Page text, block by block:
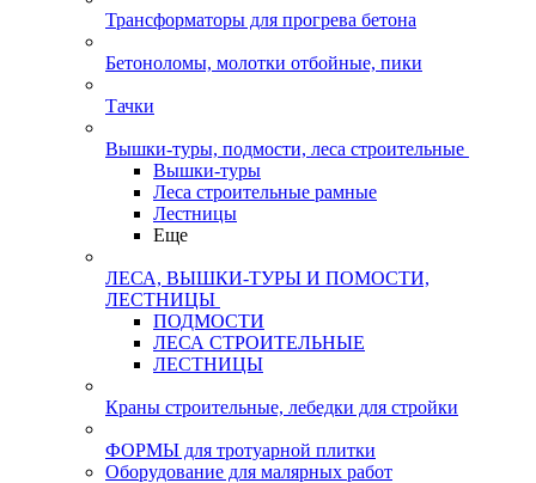
Трансформаторы для прогрева бетона
Бетоноломы, молотки отбойные, пики
Тачки
Вышки-туры, подмости, леса строительные
Вышки-туры
Леса строительные рамные
Лестницы
Еще
ЛЕСА, ВЫШКИ-ТУРЫ И ПОМОСТИ,
ЛЕСТНИЦЫ
ПОДМОСТИ
ЛЕСА СТРОИТЕЛЬНЫЕ
ЛЕСТНИЦЫ
Краны строительные, лебедки для стройки
ФОРМЫ для тротуарной плитки
Оборудование для малярных работ